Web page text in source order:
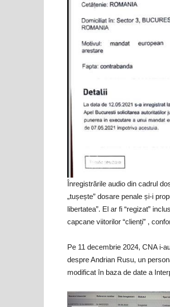
Înregistrările audio din cadrul
„tușește” dosare penale și-i
libertatea”. El ar fi “regizat”
capcane viitorilor “clienți” ,
Pe 11 decembrie 2024, CNA i-
despre Andrian Rusu, un
modificat în baza de date a